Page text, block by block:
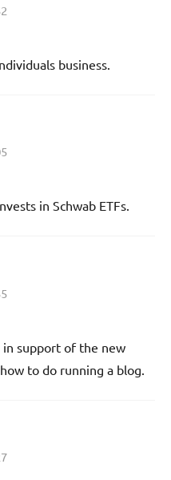
business.
in Schwab ETFs.
in support of the new
to do running a blog.